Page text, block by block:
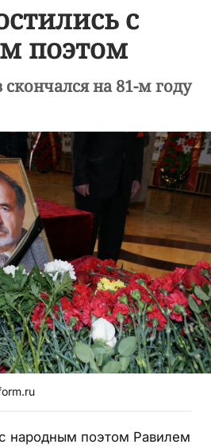
с
поэтом
на 81-м году
народным поэтом Равилем